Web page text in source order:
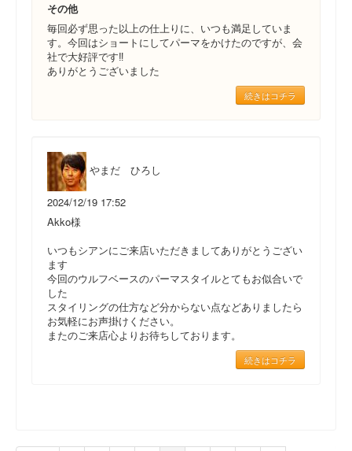
その他
毎回必ず思った以上の仕上りに、いつも満足していま
す。今回はショートにしてパーマをかけたのですが、会
社で大好評です‼️
ありがとうございました
続きはコチラ
やまだ ひろし
2024/12/19 17:52
Akko様
いつもシアンにご来店いただきましてありがとうござい
ます
今回のウルフベースのパーマスタイルとてもお似合いで
した
スタイリングの仕方など分からない点などありましたら
お気軽にお声掛けください。
またのご来店心よりお待ちしております。
続きはコチラ